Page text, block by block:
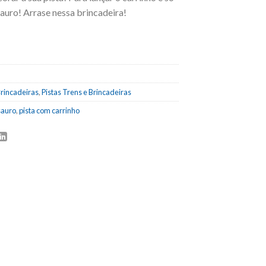
Arrase nessa brincadeira!
,Pistas Trens e Brincadeiras
,pista com carrinho